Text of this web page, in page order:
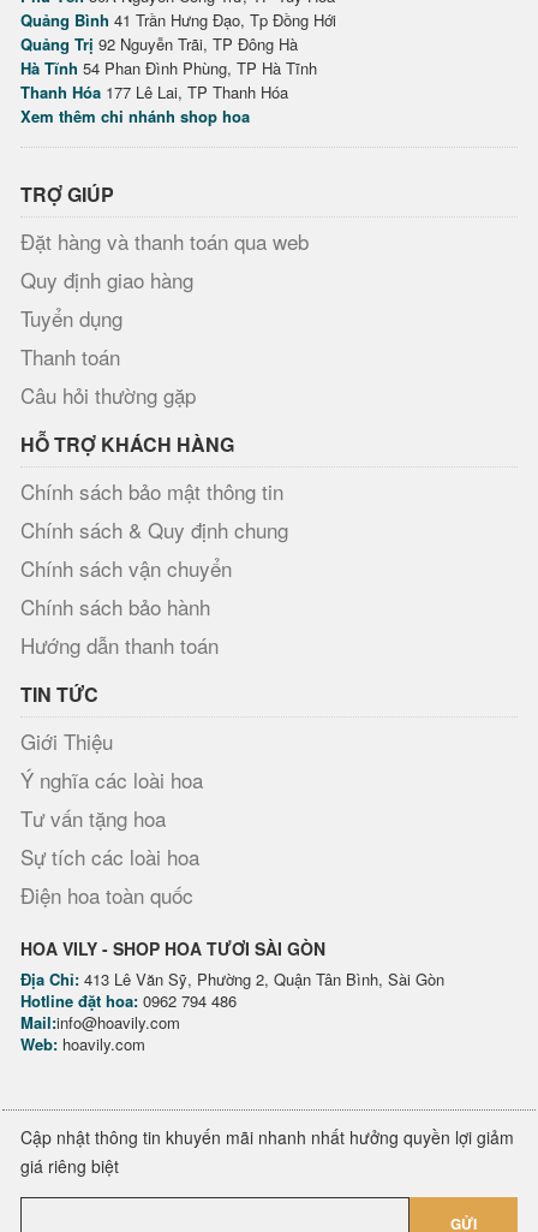
Quảng Bình 41 Trần Hưng Đạo, Tp Đồng Hới
Quảng Trị 92 Nguyễn Trãi, TP Đông Hà
Hà Tĩnh 54 Phan Đình Phùng, TP Hà Tĩnh
Thanh Hóa 177 Lê Lai, TP Thanh Hóa
Xem thêm chi nhánh shop hoa
TRỢ GIÚP
Đặt hàng và thanh toán qua web
Quy định giao hàng
Tuyển dụng
Thanh toán
Câu hỏi thường gặp
HỖ TRỢ KHÁCH HÀNG
Chính sách bảo mật thông tin
Chính sách & Quy định chung
Chính sách vận chuyển
Chính sách bảo hành
Hướng dẫn thanh toán
TIN TỨC
Giới Thiệu
Ý nghĩa các loài hoa
Tư vấn tặng hoa
Sự tích các loài hoa
Điện hoa toàn quốc
HOA VILY - SHOP HOA TƯƠI SÀI GÒN
Địa Chỉ: 413 Lê Văn Sỹ, Phường 2, Quận Tân Bình, Sài Gòn
Hotline đặt hoa: 0962 794 486
Mail:info@hoavily.com
Web: hoavily.com
Cập nhật thông tin khuyến mãi nhanh nhất hưởng quyền lợi giảm
giá riêng biệt
GỬI